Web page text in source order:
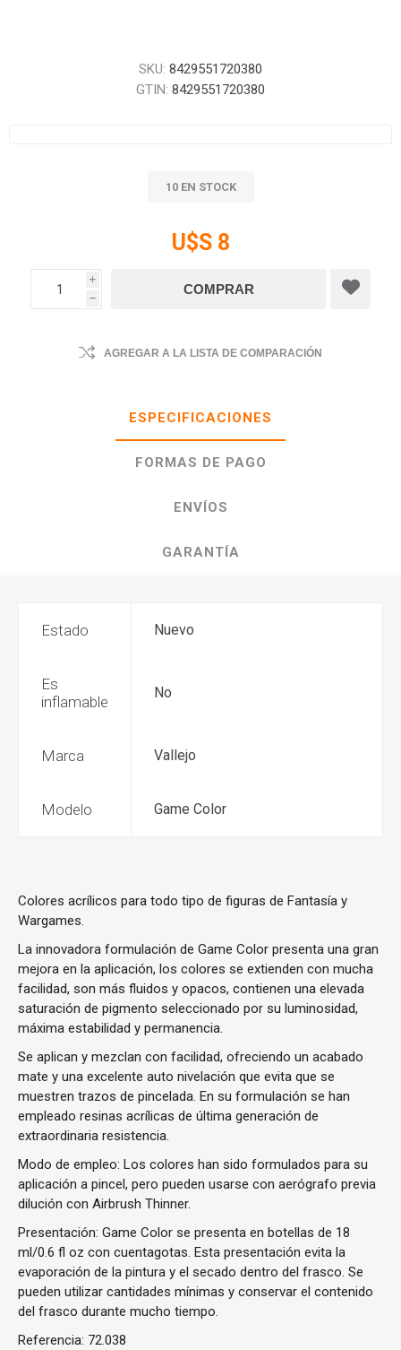
SKU: 8429551720380
GTIN: 8429551720380
10 EN STOCK
U$S 8
i
h
AGREGAR A LA LISTA DE COMPARACIÓN
ESPECIFICACIONES
FORMAS DE PAGO
ENVÍOS
GARANTÍA
Estado Nuevo
Es
inflamable
No
Marca Vallejo
Modelo Game Color
Colores acrílicos para todo tipo de figuras de Fantasía y
Wargames.
La innovadora formulación de Game Color presenta una gran
mejora en la aplicación, los colores se extienden con mucha
facilidad, son más fluidos y opacos, contienen una elevada
saturación de pigmento seleccionado por su luminosidad,
máxima estabilidad y permanencia.
Se aplican y mezclan con facilidad, ofreciendo un acabado
mate y una excelente auto nivelación que evita que se
muestren trazos de pincelada. En su formulación se han
empleado resinas acrílicas de última generación de
extraordinaria resistencia.
Modo de empleo: Los colores han sido formulados para su
aplicación a pincel, pero pueden usarse con aerógrafo previa
dilución con Airbrush Thinner.
Presentación: Game Color se presenta en botellas de 18
ml/0.6 fl oz con cuentagotas. Esta presentación evita la
evaporación de la pintura y el secado dentro del frasco. Se
pueden utilizar cantidades mínimas y conservar el contenido
del frasco durante mucho tiempo.
Referencia: 72.038